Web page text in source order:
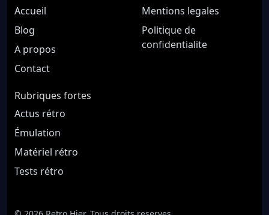
Accueil
Blog
A propos
Contact
Mentions legales
Politique de
confidentialite
Rubriques fortes
Actus rétro
Émulation
Matériel rétro
Tests rétro